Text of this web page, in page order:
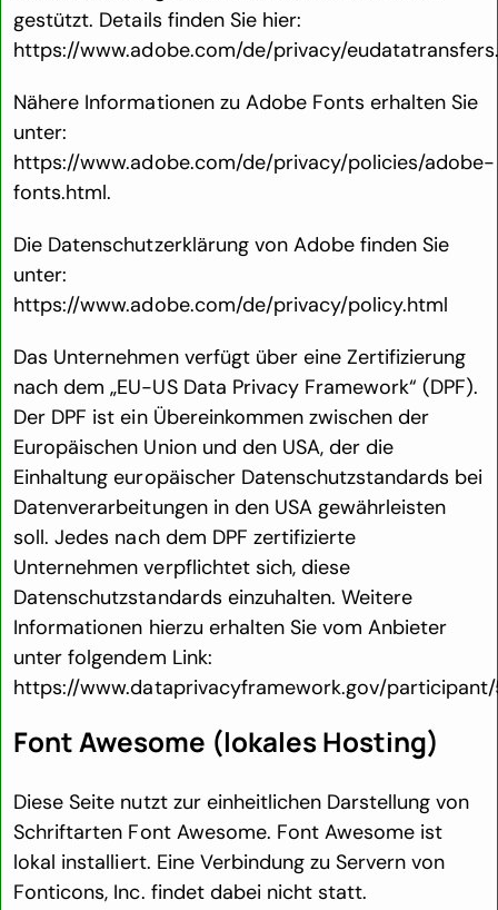
gestützt. Details finden Sie hier:
https://www.adobe.com/de/privacy/
Nähere Informationen zu Adobe Fonts erhalten Sie
unter:
https://www.adobe.com/de/privacy/policies/adobe-
fonts.html.
Die Datenschutzerklärung von Adobe finden Sie
unter:
https://www.adobe.com/de/privacy/policy.html
Das Unternehmen verfügt über eine Zertifizierung
nach dem „EU-US Data Privacy Framework“ (DPF).
Der DPF ist ein Übereinkommen zwischen der
Europäischen Union und den USA, der die
Einhaltung europäischer Datenschutzstandards bei
Datenverarbeitungen in den USA gewährleisten
soll. Jedes nach dem DPF zertifizierte
Unternehmen verpflichtet sich, diese
Datenschutzstandards einzuhalten. Weitere
Informationen hierzu erhalten Sie vom Anbieter
unter folgendem Link:
https://www.dataprivacyframework.gov/
Font Awesome (lokales Hosting)
Diese Seite nutzt zur einheitlichen Darstellung von
Schriftarten Font Awesome. Font Awesome ist
lokal installiert. Eine Verbindung zu Servern von
Fonticons, Inc. findet dabei nicht statt.